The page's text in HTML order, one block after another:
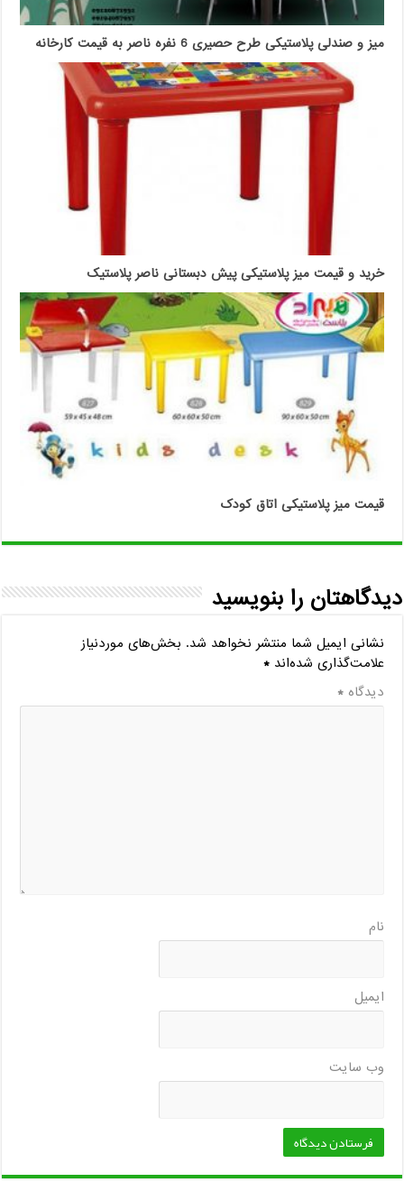
میز و صندلی پلاستیکی طرح حصیری 6 نفره ناصر به قیمت کارخانه
خرید و قیمت میز پلاستیکی پیش دبستانی ناصر پلاستیک
قیمت میز پلاستیکی اتاق کودک
دیدگاهتان را بنویسید
نشانی ایمیل شما منتشر نخواهد شد. بخش‌های موردنیاز
علامت‌گذاری شده‌اند*
دیدگاه*
نام
ایمیل
وب‌ سایت